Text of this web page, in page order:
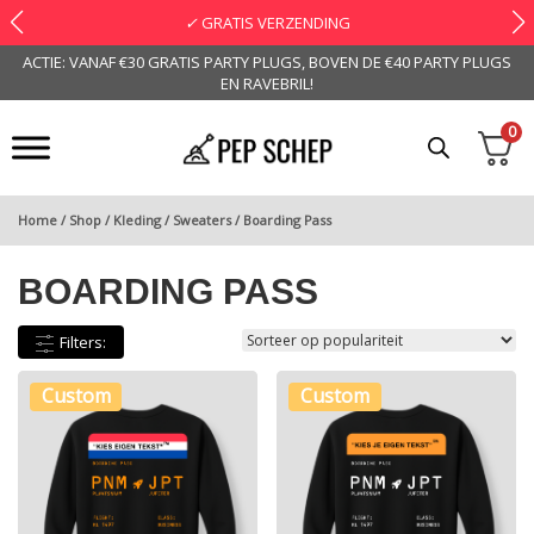
✓GRATIS VERZENDING
ACTIE: VANAF €30 GRATIS PARTY PLUGS, BOVEN DE €40 PARTY PLUGS
EN RAVEBRIL!
0
Home / Shop / Kleding/ Sweaters/ Boarding Pass
BOARDING PASS
Filters:
Custom Custom